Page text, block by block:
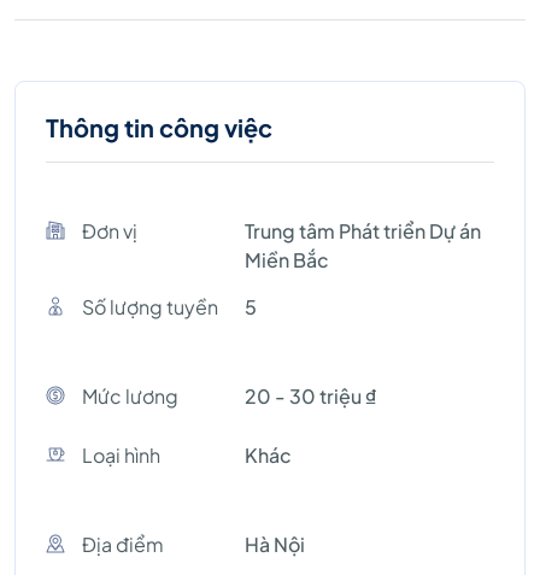
Thông tin công việc
Đơn vị
Trung tâm Phát triển Dự án
Miền Bắc
Số lượng tuyền
5
Mức lương 20 - 30 triệu ₫
Loại hình Khác
Địa điểm Hà Nội